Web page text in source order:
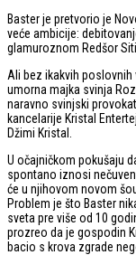
Baster je pretvorio je
veće ambicije:
glamuroznom Redšor
Ali bez ikakvih poslovnih
umorna majka svinja
naravno svinjski
kancelarije Kristal
Džimi Kristal.
U očajničkom pokušaju
spontano iznosi
će u njihovom novom
Problem je što Baster
sveta pre više od 10
prozreo da je gospodin
bacio s krova zgrade